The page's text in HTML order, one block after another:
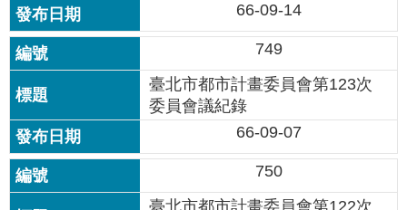
雙
語
詞
彙
台
北
通
66-09-14
749
臺北市都市計畫委員會第123次
委員會議紀錄
66-09-07
750
臺北市都市計畫委員會第122次